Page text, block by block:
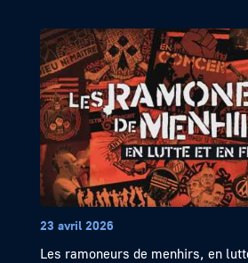
23 avril 2026
Les ramoneurs de menhirs, en